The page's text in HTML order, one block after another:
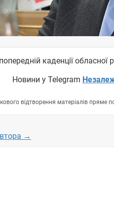
каденції обласної
Новини у Telegram
відтворення матеріалів
→